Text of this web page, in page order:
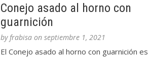
Conejo asado al horno con
guarnición
by frabisa on septiembre 1, 2021
El Conejo asado al horno con guarnición es